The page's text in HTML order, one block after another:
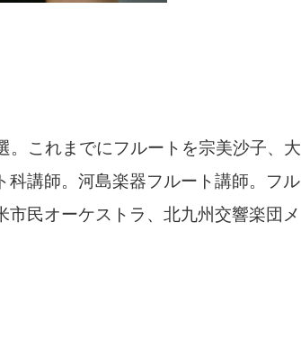
これまでにフルートを宗美沙子、大
講師。河島楽器フルート講師。フル
民オーケストラ、北九州交響楽団メ